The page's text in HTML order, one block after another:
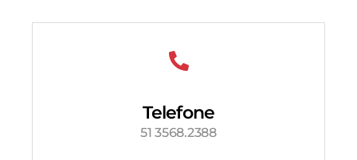
Telefone
51 3568.2388